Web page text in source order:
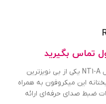
تماس بگیرید
میکروفون کاندنسر کاردیود رود مدل NT1-A یکی از بی نویزترین
این میکروفون به همراه
ضبط صدای حرفه‌ای ارائه